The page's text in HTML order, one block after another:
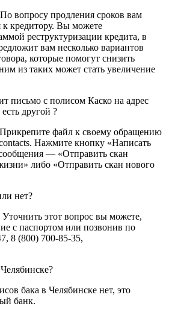
вопросу продления сроков вам
к кредитору. Вы можете
реструктуризации кредита, в
вам несколько вариантов
которые помогут снизить
из таких может стать увеличение
письмо с полисом Каско на адрес
другой ?
файл к своему обращению
Нажмите кнопку «Написать
— «Отправить скан
либо «Отправить скан нового
нет?
этот вопрос вы можете,
с паспортом или позвонив по
8 (800) 700-85-35,
бака в Челябинске нет, это
банк.